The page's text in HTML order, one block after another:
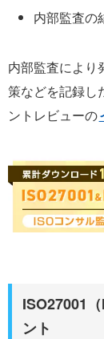
内部監査の
内部監査により
策などを記録し
ントレビューの
ISO27001
ント